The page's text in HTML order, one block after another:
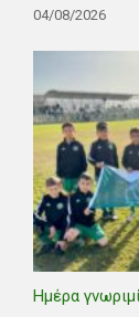
04/08/2026
Ημέρα